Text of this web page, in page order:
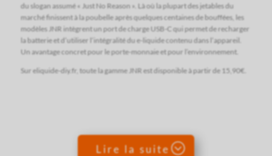
du slogan assumé « Just No Reason ». Là où la plupart des jetables du
marché finissent à la poubelle après quelques centaines de bouffées, les
modèles JNR intègrent un port de charge USB-C qui permet de recharger
la batterie et d’utiliser l’intégralité du e-liquide contenu dans l’appareil.
Un avantage concret pour le porte-monnaie et pour l’environnement.
Sur eliquide-diy.fr, toute la gamme JNR est disponible à partir de 15,90€.
Lire la suite